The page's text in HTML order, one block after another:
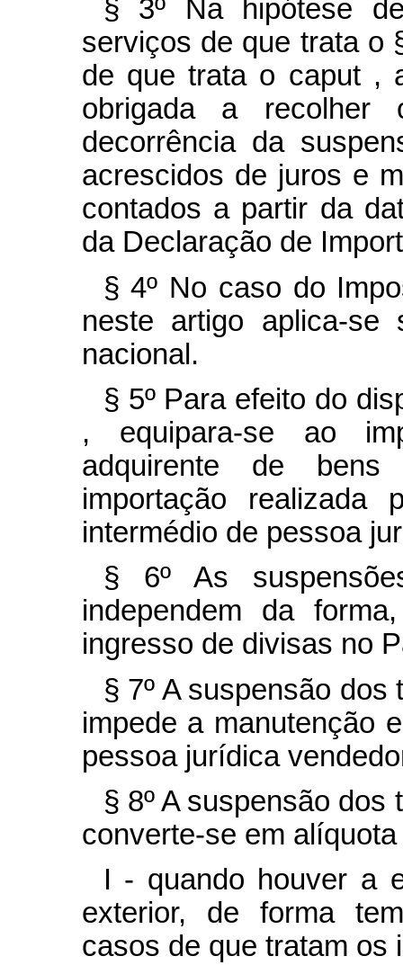
§ 3º Na hipótese
serviços de que trata o
de que trata o caput ,
obrigada a
decorrência da
acrescidos de juros e
contados a partir da
da Declaração de
§ 4º No caso do
neste artigo aplica-
nacional.
§ 5º Para efeito do
, equipara-se ao
adquirente de
importação
intermédio de pessoa
§ 6º As
independem da
ingresso de divisas no
§ 7º A suspensão
impede a manutenção
pessoa jurídica
§ 8º A suspensão
converte-se em
I - quando houver a
exterior, de forma
casos de que tratam os